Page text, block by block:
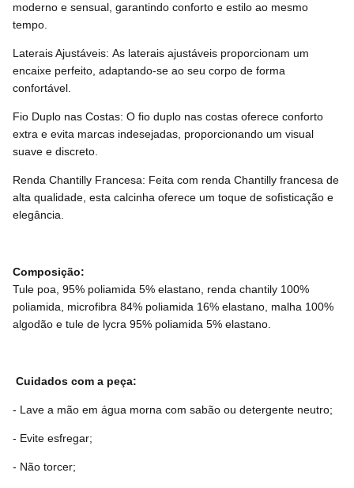
moderno e sensual, garantindo conforto e estilo ao mesmo
tempo.
Laterais Ajustáveis: As laterais ajustáveis proporcionam um
encaixe perfeito, adaptando-se ao seu corpo de forma
confortável.
Fio Duplo nas Costas: O fio duplo nas costas oferece conforto
extra e evita marcas indesejadas, proporcionando um visual
suave e discreto.
Renda Chantilly Francesa: Feita com renda Chantilly francesa de
alta qualidade, esta calcinha oferece um toque de sofisticação e
elegância.
Composição:
Tule poa, 95% poliamida 5% elastano, renda chantily 100%
poliamida, microfibra 84% poliamida 16% elastano, malha 100%
algodão e tule de lycra 95% poliamida 5% elastano.
Cuidados com a peça:
- Lave a mão em água morna com sabão ou detergente neutro;
- Evite esfregar;
- Não torcer;